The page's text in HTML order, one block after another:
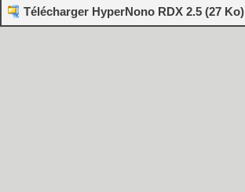
Télécharger HyperNono RDX 2.5 (27 Ko)